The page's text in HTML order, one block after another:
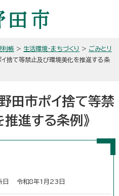
利帳 > 生活環境・まちづくり > ごみとリ
捨て等禁止及び環境美化を推進する条
田市ポイ捨て等禁
進する条例》
日 令和8年1月23日